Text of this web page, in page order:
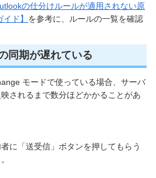
の仕分けルールが適用されない原
ド】 を参考に、ルールの一覧を確認
同期が遅れている
モードで使っている場合、サーバ
されるまで数分ほどかかることがあ
に「送受信」ボタンを押してもらう